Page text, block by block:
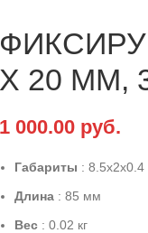
20 ММ,
000.00 руб.
Габариты : 8.5x2x0.4
Длина: 85 мм
Вес: 0.02 кг